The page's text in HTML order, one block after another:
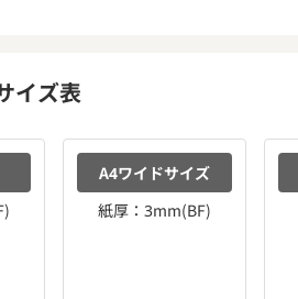
イズ表
A4ワイドサイズ
紙厚：3mm(BF)